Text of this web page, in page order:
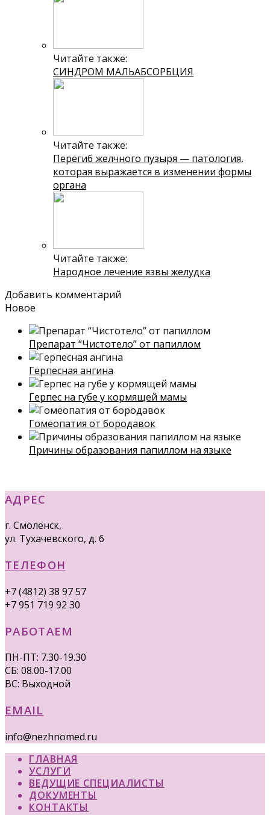
Читайте также:
СИНДРОМ МАЛЬАБСОРБЦИЯ
Читайте также:
Перегиб желчного пузыря — патология,
которая выражается в изменении формы
органа
Читайте также:
Народное лечение язвы желудка
Добавить комментарий
Новое
Препарат “Чистотело” от папиллом
Герпесная ангина
Герпес на губе у кормящей мамы
Гомеопатия от бородавок
Причины образования папиллом на языке
АДРЕС
г. Смоленск,
ул. Тухачевского, д. 6
ТЕЛЕФОН
+7 (4812) 38 97 57
+7 951 719 92 30
РАБОТАЕМ
ПН-ПТ: 7.30-19.30
СБ: 08.00-17.00
ВС: Выходной
EMAIL
info@nezhnomed.ru
ГЛАВНАЯ
УСЛУГИ
ВЕДУЩИЕ СПЕЦИАЛИСТЫ
ДОКУМЕНТЫ
КОНТАКТЫ